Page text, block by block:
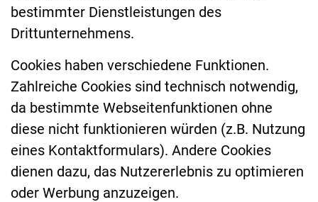
bestimmter Dienstleistungen des
Drittunternehmens.
Cookies haben verschiedene Funktionen.
Zahlreiche Cookies sind technisch notwendig,
da bestimmte Webseitenfunktionen ohne
diese nicht funktionieren würden (z.B. Nutzung
eines Kontaktformulars). Andere Cookies
dienen dazu, das Nutzererlebnis zu optimieren
oder Werbung anzuzeigen.